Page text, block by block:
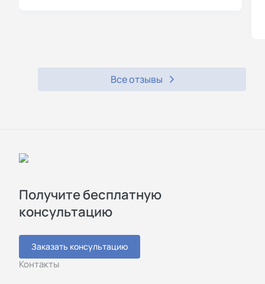
Все отзывы
Получите бесплатную
консультацию
Заказать консультацию
Контакты